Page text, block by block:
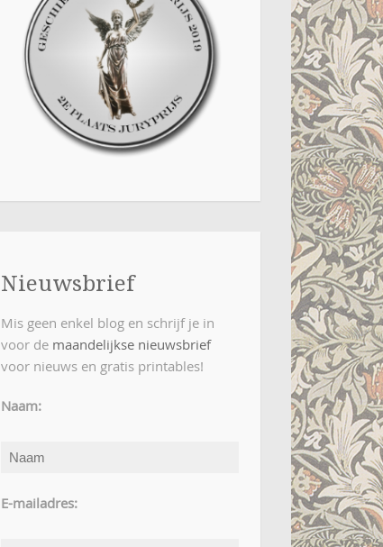
Nieuwsbrief
Mis geen enkel blog en schrijf je in
voor de maandelijkse nieuwsbrief
voor nieuws en gratis printables!
Naam:
E-mailadres: